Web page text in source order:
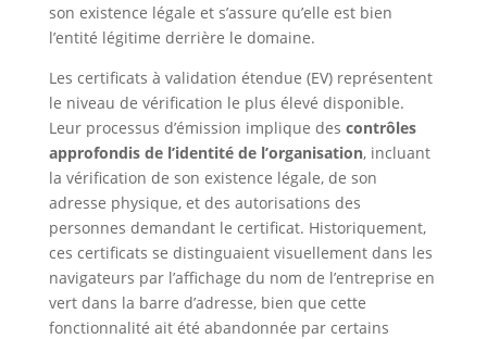
son existence légale et s’assure qu’elle est bien
l’entité légitime derrière le domaine.
Les certificats à validation étendue (EV) représentent
le niveau de vérification le plus élevé disponible.
Leur processus d’émission implique des contrôles
approfondis de l’identité de l’organisation, incluant
la vérification de son existence légale, de son
adresse physique, et des autorisations des
personnes demandant le certificat. Historiquement,
ces certificats se distinguaient visuellement dans les
navigateurs par l’affichage du nom de l’entreprise en
vert dans la barre d’adresse, bien que cette
fonctionnalité ait été abandonnée par certains